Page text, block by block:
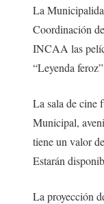
La
Coordinación
INCAA las
“Leyenda feroz”
La sala de cine
Municipal,
tiene un valor
Estarán
La proyección